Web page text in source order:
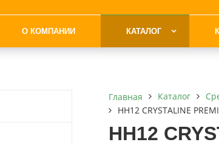
О КОМПАНИИ КАТАЛОГ
Главная Каталог
НН12 CRYSTALINE
НН12